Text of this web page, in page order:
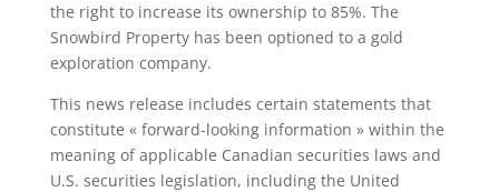
the right to increase its ownership to 85%. The
Snowbird Property has been optioned to a gold
exploration company.
This news release includes certain statements that
constitute « forward-looking information » within the
meaning of applicable Canadian securities laws and
U.S. securities legislation, including the United